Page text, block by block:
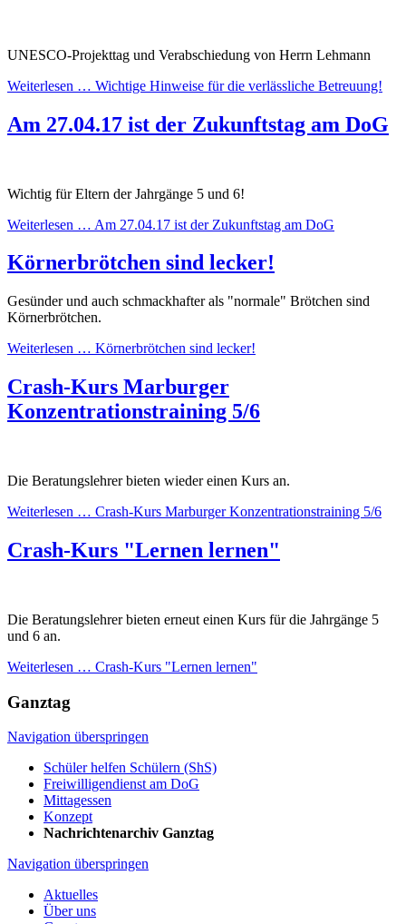
UNESCO-Projekttag und Verabschiedung von Herrn Lehmann
Weiterlesen … Wichtige Hinweise für die verlässliche Betreuung!
Am 27.04.17 ist der Zukunftstag am DoG
Wichtig für Eltern der Jahrgänge 5 und 6!
Weiterlesen … Am 27.04.17 ist der Zukunftstag am DoG
Körnerbrötchen sind lecker!
Gesünder und auch schmackhafter als "normale" Brötchen sind
Körnerbrötchen.
Weiterlesen … Körnerbrötchen sind lecker!
Crash-Kurs Marburger
Konzentrationstraining 5/6
Die Beratungslehrer bieten wieder einen Kurs an.
Weiterlesen … Crash-Kurs Marburger Konzentrationstraining 5/6
Crash-Kurs "Lernen lernen"
Die Beratungslehrer bieten erneut einen Kurs für die Jahrgänge 5
und 6 an.
Weiterlesen … Crash-Kurs "Lernen lernen"
Ganztag
Navigation überspringen
Schüler helfen Schülern (ShS)
Freiwilligendienst am DoG
Mittagessen
Konzept
Nachrichtenarchiv Ganztag
Navigation überspringen
Aktuelles
Über uns